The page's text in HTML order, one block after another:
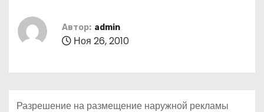
Автор: admin
Ноя 26, 2010
Разрешение на размещение наружной рекламы